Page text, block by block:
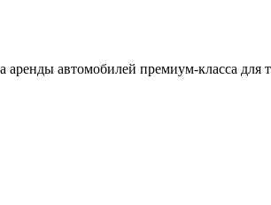
автомобилей премиум-класса